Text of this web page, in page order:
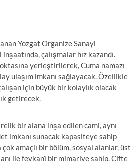
Yozgat Organize Sanayi
çalışmalar hız kazandı.
yerleştirilerek, Cuma namazı
ulaşım imkanı sağlayacak. Özellikle
için büyük bir kolaylık olacak
getirecek.
bir alana inşa edilen cami, aynı
imkanı sunacak kapasiteye sahip
amaçlı bir bölüm, sosyal alanlar, üst
ile fevkanî bir mimariye sahip. Çifte